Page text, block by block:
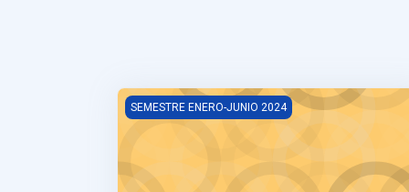
cSEMESTRE ENERO-JUNIO 2024